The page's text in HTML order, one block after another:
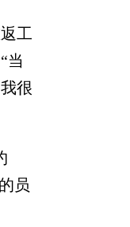
工
当
很
员